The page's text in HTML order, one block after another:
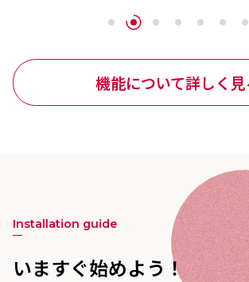
機能について詳しく見
Installation guide
いますぐ始めよう！